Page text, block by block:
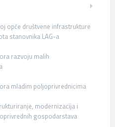
opće društvene infrastrukture
stanovnika LAG-a
razvoju malih
mladim poljoprivrednicima
modernizacija i
gospodarstava